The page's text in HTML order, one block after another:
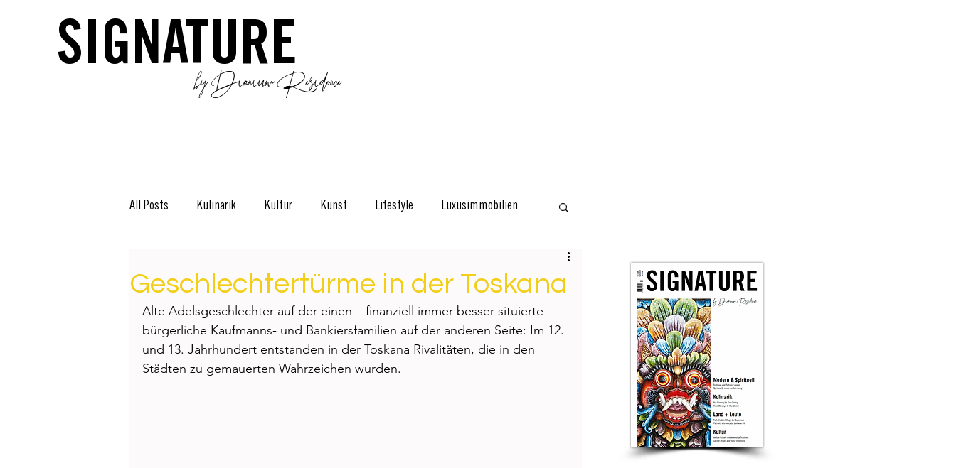
SIGNATURE
by Dianium Residence
All Posts Kulinarik Kultur Kunst Lifestyle Luxusimmobilien
Geschlechtertürme in der Toskana
Alte Adelsgeschlechter auf der einen – finanziell immer besser situierte
bürgerliche Kaufmanns- und Bankiersfamilien auf der anderen Seite: Im 12.
und 13. Jahrhundert entstanden in der Toskana Rivalitäten, die in den
Städten zu gemauerten Wahrzeichen wurden.